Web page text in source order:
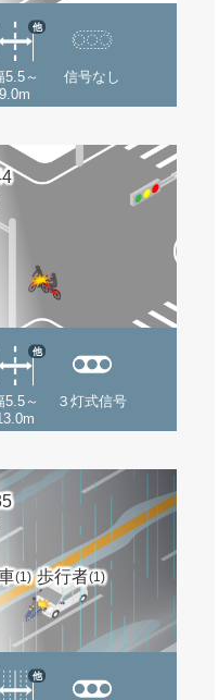
5.5～
9.0m
他
信号なし
5.5～
他
３灯式信号
(1) 歩行者(1)
他